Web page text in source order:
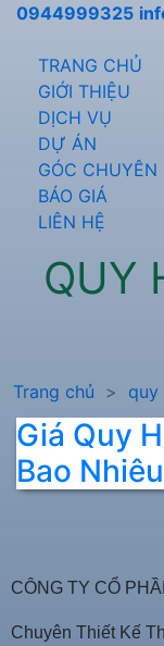
0944999325
TRANG CHỦ
GIỚI THIỆU
DỊCH VỤ
DỰ ÁN
GÓC CHUYÊN
BÁO GIÁ
LIÊN HỆ
QUY
Trang chủ quy
Giá Quy
Bao
CÔNG TY CỔ
Chuyên Thiết Kế